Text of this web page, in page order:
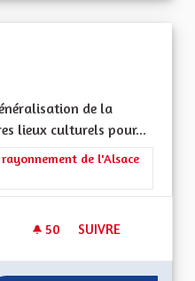
de la
lieux culturels pour...
: La Culture, l'Education et
de l'Alsace
50 50 ABONNÉS
SUIVRE